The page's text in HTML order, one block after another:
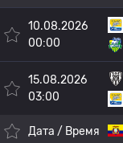
10.08.2026
00:00
15.08.2026
03:00
Дата / Время